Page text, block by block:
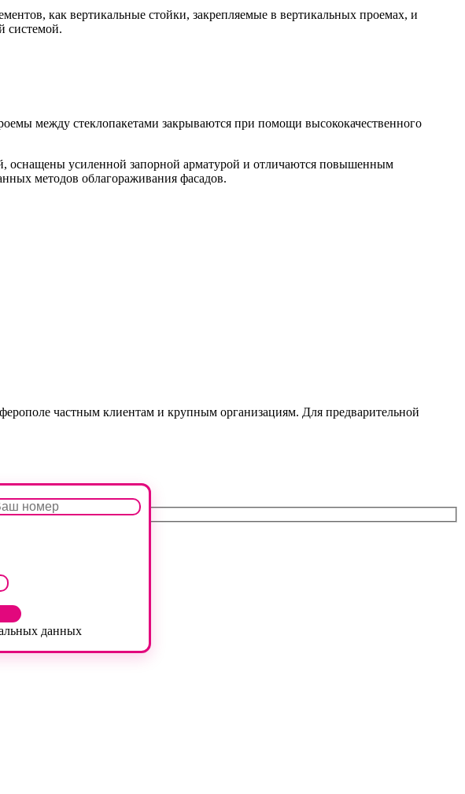
как вертикальные стойки, закрепляемые в вертикальных проемах, и
системой.
между стеклопакетами закрываются при помощи высококачественного
оснащены усиленной запорной арматурой и отличаются повышенным
методов облагораживания фасадов.
частным клиентам и крупным организациям. Для предварительной
данных